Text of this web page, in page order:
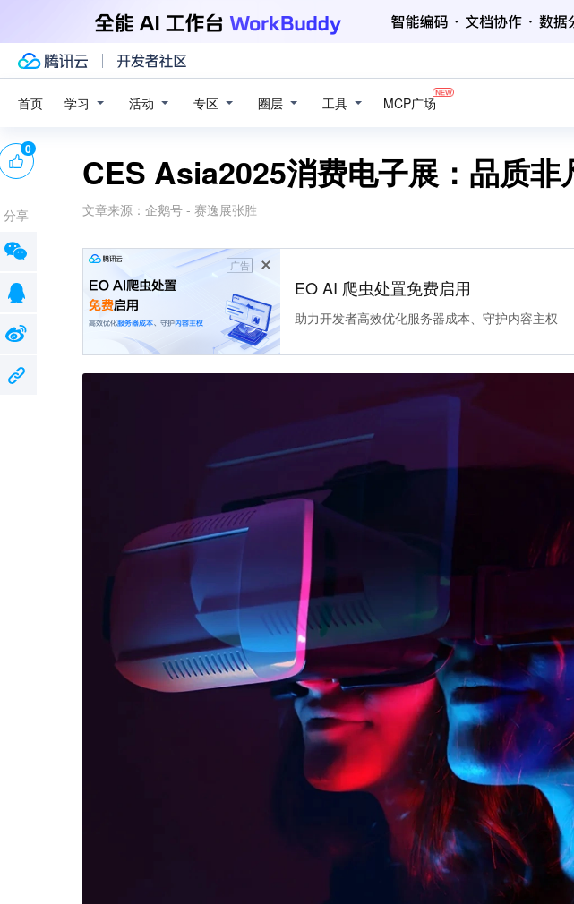
首页 学习 活动 专区 圈层 工具 MCP广场
CES Asia2025消费电子展：品质非
文章来源： 企鹅号 - 赛逸展张胜
广告
EO AI 爬虫处置免费启用
助力开发者高效优化服务器成本、守护内容主权
0
分享